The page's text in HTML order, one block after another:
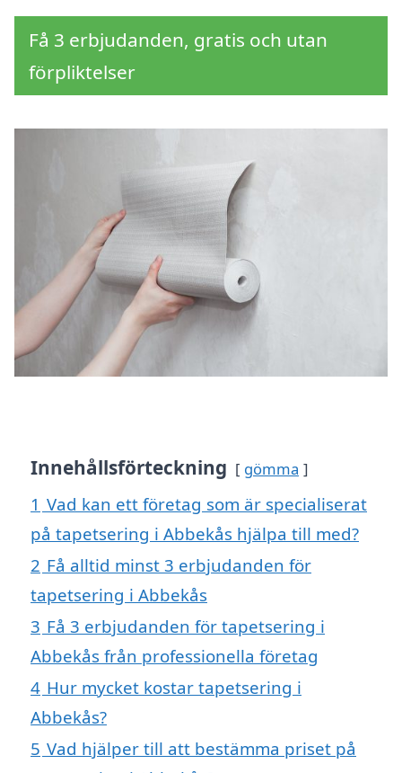
Få 3 erbjudanden, gratis och utan
förpliktelser
Innehållsförteckning gömma
1 Vad kan ett företag som är specialiserat
på tapetsering i Abbekås hjälpa till med?
2 Få alltid minst 3 erbjudanden för
tapetsering i Abbekås
3 Få 3 erbjudanden för tapetsering i
Abbekås från professionella företag
4 Hur mycket kostar tapetsering i
Abbekås?
5 Vad hjälper till att bestämma priset på